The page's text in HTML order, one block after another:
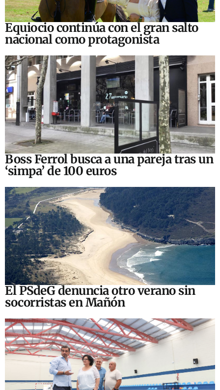
Equiocio continúa con el gran salto
nacional como protagonista
Boss Ferrol busca a una pareja tras un
‘simpa’ de 100 euros
El PSdeG denuncia otro verano sin
socorristas en Mañón